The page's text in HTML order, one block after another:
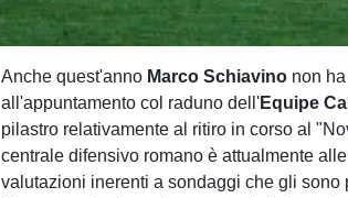
Anche quest'anno Marco Schiavino non
all'appuntamento col raduno dell'Equipe
pilastro relativamente al ritiro in corso al
centrale difensivo romano è attualmente
valutazioni inerenti a sondaggi che gli sono